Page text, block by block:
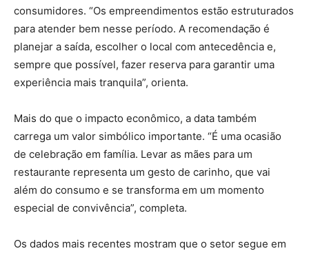
consumidores. “Os empreendimentos estão estruturados
para atender bem nesse período. A recomendação é
planejar a saída, escolher o local com antecedência e,
sempre que possível, fazer reserva para garantir uma
experiência mais tranquila”, orienta.
Mais do que o impacto econômico, a data também
carrega um valor simbólico importante. “É uma ocasião
de celebração em família. Levar as mães para um
restaurante representa um gesto de carinho, que vai
além do consumo e se transforma em um momento
especial de convivência”, completa.
Os dados mais recentes mostram que o setor segue em